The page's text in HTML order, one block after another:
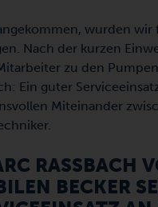
wurden wir
Nach der kurzen
zu den
Ein guter
Miteinander